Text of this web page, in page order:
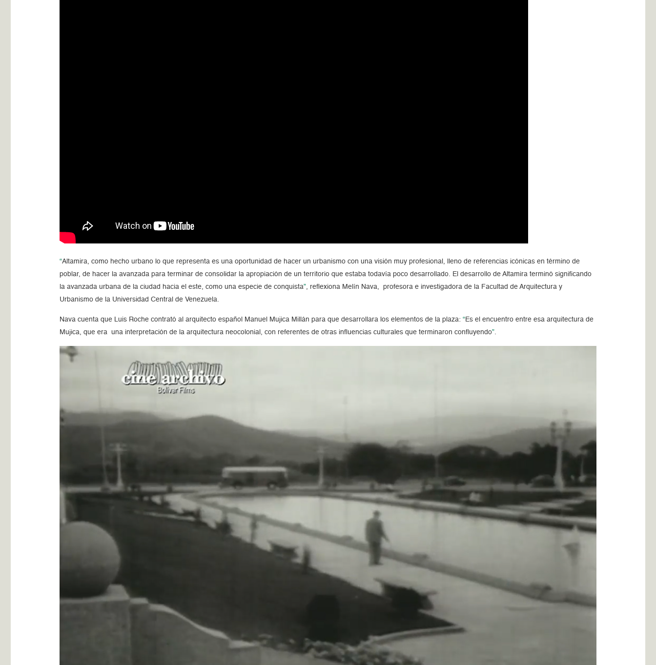
“Altamira, como hecho urbano lo que representa es una oportunidad de hacer un urbanismo con una visión muy profesional, lleno de referencias icónicas en término de
poblar, de hacer la avanzada para terminar de consolidar la apropiación de un territorio que estaba todavía poco desarrollado. El desarrollo de Altamira terminó significando
la avanzada urbana de la ciudad hacia el este, como una especie de conquista” , reflexiona Melín Nava, profesora e investigadora de la Facultad de Arquitectura y
Urbanismo de la Universidad Central de Venezuela.
Nava cuenta que Luis Roche contrató al arquitecto español Manuel Mujica Millán para que desarrollara los elementos de la plaza:“Es el encuentro entre esa arquitectura de
Mujica, que era una interpretación de la arquitectura neocolonial, con referentes de otras influencias culturales que terminaron confluyendo”